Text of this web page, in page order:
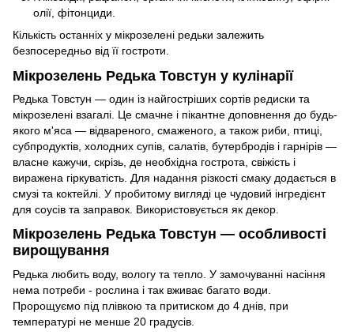
олії, фітонциди.
Кількість останніх у мікрозелені редьки залежить
безпосередньо від її гостроти.
Мікрозелень Редька Товстун у кулінарії
Редька Товстун — один із найгостріших сортів редиски та
мікрозелені взагалі. Це смачне і пікантне доповнення до будь-
якого м'яса — відвареного, смаженого, а також риби, птиці,
субпродуктів, холодних супів, салатів, бутербродів і гарнірів —
власне кажучи, скрізь, де необхідна гострота, свіжість і
виражена гіркуватість. Для надання різкості смаку додається в
смузі та коктейлі. У пробитому вигляді це чудовий інгредієнт
для соусів та заправок. Використовується як декор.
Мікрозелень Редька Товстун — особливості
вирощування
Редька любить воду, вологу та тепло. У замочуванні насіння
нема потреби - рослина і так вживає багато води.
Пророщуємо під плівкою та притиском до 4 днів, при
температурі не менше 20 градусів.